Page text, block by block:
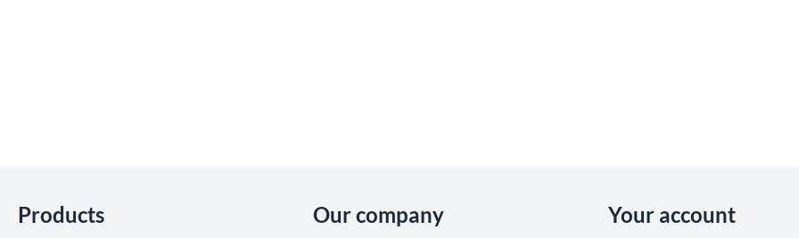
Products Our company Your account